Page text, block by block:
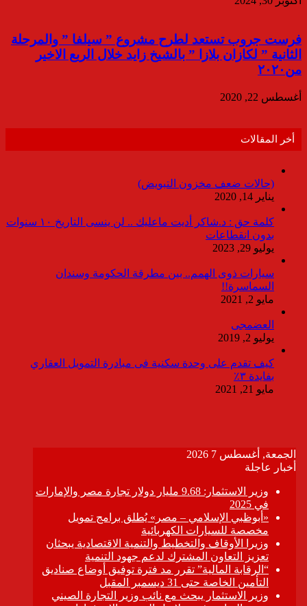
فرست جروب تستعد لطرح مشروع ” سيلفا ” والمرحلة
الثانية ” لكازان بلازا ” بالشيخ زايد خلال الربع الاخير
من٢٠٢٠
أغسطس 22, 2020
أخر المقالات
(حالات ضعف مخزون التبويض)
يناير 14, 2020
كلمة حق : د.شاكر أديت ماعليك .. لن ينسى التاريخ ١٠ سنوات
بدون انقطاعات
يوليو 29, 2023
سيارات ذوى الهمم.. بين مطرقة الحكومة وسندان
السماسرة!!
مايو 2, 2021
العضمجى
يوليو 2, 2019
كيف تقدم على وحدة سكنية فى مبادرة التمويل العقاري
بفايدة ٣٪
مايو 21, 2021